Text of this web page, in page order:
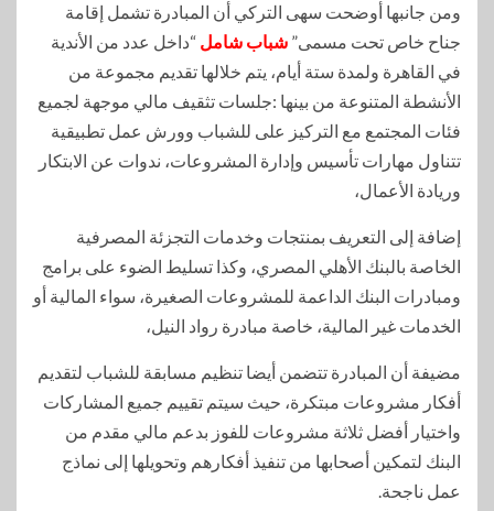
ومن جانبها أوضحت سهى التركي أن المبادرة تشمل إقامة
جناح خاص تحت مسمى” شباب شامل “داخل عدد من الأندية
في القاهرة ولمدة ستة أيام، يتم خلالها تقديم مجموعة من
الأنشطة المتنوعة من بينها :جلسات تثقيف مالي موجهة لجميع
فئات المجتمع مع التركيز على للشباب وورش عمل تطبيقية
تتناول مهارات تأسيس وإدارة المشروعات، ندوات عن الابتكار
وريادة الأعمال،
إضافة إلى التعريف بمنتجات وخدمات التجزئة المصرفية
الخاصة بالبنك الأهلي المصري، وكذا تسليط الضوء على برامج
ومبادرات البنك الداعمة للمشروعات الصغيرة، سواء المالية أو
الخدمات غير المالية، خاصة مبادرة رواد النيل،
مضيفة أن المبادرة تتضمن أيضا تنظيم مسابقة للشباب لتقديم
أفكار مشروعات مبتكرة، حيث سيتم تقييم جميع المشاركات
واختيار أفضل ثلاثة مشروعات للفوز بدعم مالي مقدم من
البنك لتمكين أصحابها من تنفيذ أفكارهم وتحويلها إلى نماذج
عمل ناجحة.